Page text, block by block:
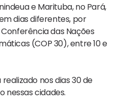
e Marituba, no Pará,
dias diferentes, por
das Nações
(COP 30), entre 10 e
nos dias 30 de
nessas cidades.